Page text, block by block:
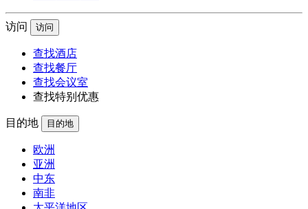
访问 访问
查找酒店
查找餐厅
查找会议室
查找特别优惠
目的地 目的地
欧洲
亚洲
中东
南非